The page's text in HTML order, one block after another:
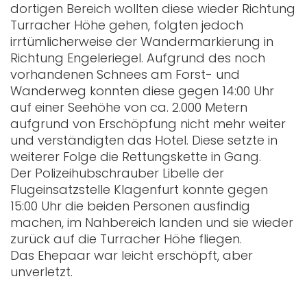
dortigen Bereich wollten diese wieder Richtung
Turracher Höhe gehen, folgten jedoch
irrtümlicherweise der Wandermarkierung in
Richtung Engeleriegel. Aufgrund des noch
vorhandenen Schnees am Forst- und
Wanderweg konnten diese gegen 14:00 Uhr
auf einer Seehöhe von ca. 2.000 Metern
aufgrund von Erschöpfung nicht mehr weiter
und verständigten das Hotel. Diese setzte in
weiterer Folge die Rettungskette in Gang.
Der Polizeihubschrauber Libelle der
Flugeinsatzstelle Klagenfurt konnte gegen
15:00 Uhr die beiden Personen ausfindig
machen, im Nahbereich landen und sie wieder
zurück auf die Turracher Höhe fliegen.
Das Ehepaar war leicht erschöpft, aber
unverletzt.